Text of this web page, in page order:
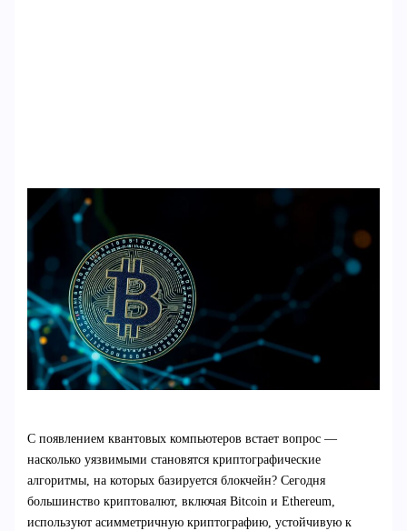
С появлением квантовых компьютеров встает вопрос —
насколько уязвимыми становятся криптографические
алгоритмы, на которых базируется блокчейн? Сегодня
большинство криптовалют, включая Bitcoin и Ethereum,
используют асимметричную криптографию, устойчивую к